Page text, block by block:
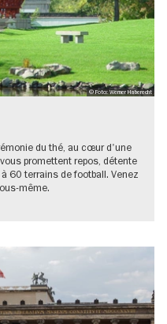
© Foto: Werner Haberecht
du thé, au cœur d'une
promettent repos, détente
60 terrains de football. Venez
même.